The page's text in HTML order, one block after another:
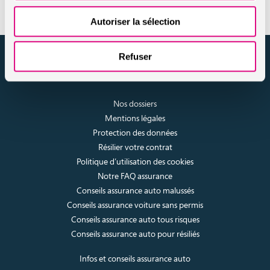
Autoriser la sélection
Refuser
assuronline.com est édité par AssurOne Group, courtier grossiste
sur internet spécialisé en IARD et en assurances de personnes
Nos dossiers
Mentions légales
Protection des données
Résilier votre contrat
Politique d’utilisation des cookies
Notre FAQ assurance
Conseils assurance auto malussés
Conseils assurance voiture sans permis
Conseils assurance auto tous risques
Conseils assurance auto pour résiliés
Infos et conseils assurance auto